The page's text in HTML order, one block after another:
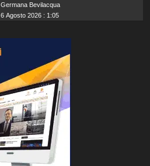
Germana Bevilacqua
6 Agosto 2026 : 1:05